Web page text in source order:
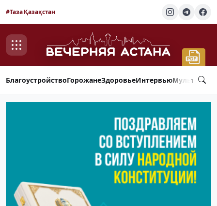
#Таза Қазақстан
БлагоустройствоГорожанеЗдоровьеИнтервью